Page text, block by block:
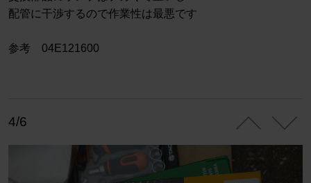
配管に干渉するので作業性は最悪です
参考 04E121600
4/6